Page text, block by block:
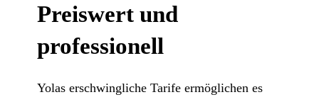
Preiswert und
professionell
Yolas erschwingliche Tarife ermöglichen es